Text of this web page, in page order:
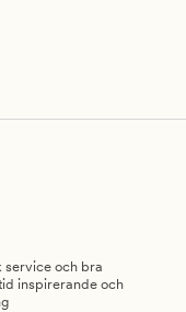
service och bra
inspirerande och